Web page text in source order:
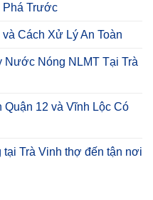
Phá Trước
Cách Xử Lý An Toàn
Nước Nóng NLMT Tại Trà
12 và Vĩnh Lộc Có
Trà Vinh thợ đến tận nơi